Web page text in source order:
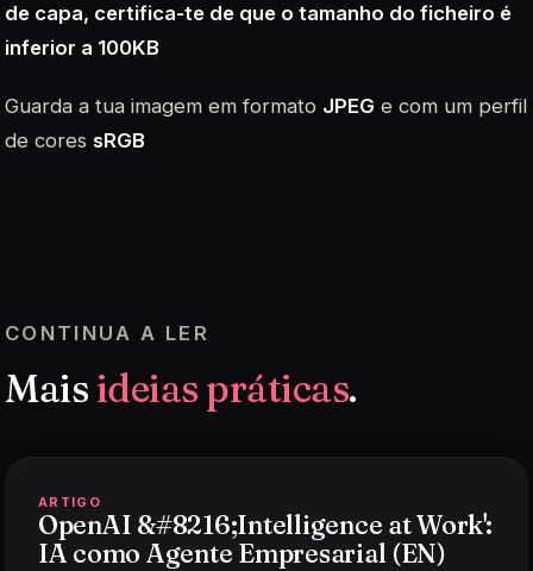
de capa, certifica-te de que o tamanho do ficheiro é
inferior a 100KB
Guarda a tua imagem em formato JPEG e com um perfil
de cores sRGB
CONTINUA A LER
Mais ideias práticas.
ARTIGO
OpenAI &#8216;Intelligence at Work':
IA como Agente Empresarial (EN)